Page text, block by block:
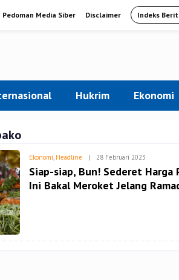
Pedoman Media Siber Disclaimer Indeks
Hukrim Ekonomi
Ekonomi, Headline | 28 Februari 2023Oleh
Siap-siap, Bun! Sederet Harga
Ini Bakal Meroket Jelang